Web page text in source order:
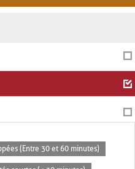
(Entre 30 et 60 minutes)